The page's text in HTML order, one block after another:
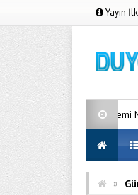
Yayın
Sistemi Nasıl Planlanır?
»